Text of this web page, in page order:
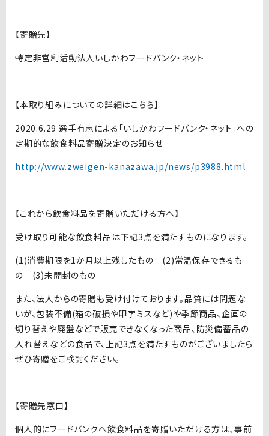
【寄贈先】
特定非営利活動法人いしかわフードバンク・ネット
【本取り組みについての詳細はこちら】
2020.6.29 選手有志による「いしかわフードバンク・ネット」への
定期的な飲食料品寄贈決定のお知らせ
http://www.zweigen-kanazawa.jp/news/p3988.html
【これから飲食料品を寄贈いただける方へ】
受け取り可能な飲食料品は下記3点を満たすものになります。
(1)消費期限を1か月以上残したもの (2)常温保存できるも
の (3)未開封のもの
また、法人からの寄贈も受け付けております。品質には問題な
いが、包装不備(箱の破損や印字ミスなど)や季節商品、企画の
切り替えや廃盤などで販売できなくなった商品、防災備蓄品の
入れ替えなどの食品で、上記3点を満たすものがございましたら
ぜひ寄贈をご検討ください。
【寄贈先窓口】
個人的にフードバンクへ飲食料品を寄贈いただける方は、事前